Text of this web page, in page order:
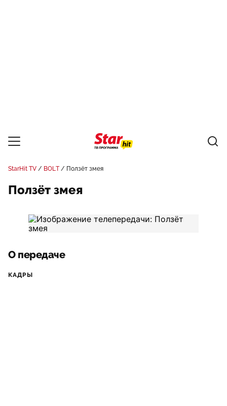
StarHit TV BOLT Ползёт змея
Ползёт змея
О передаче
КАДРЫ